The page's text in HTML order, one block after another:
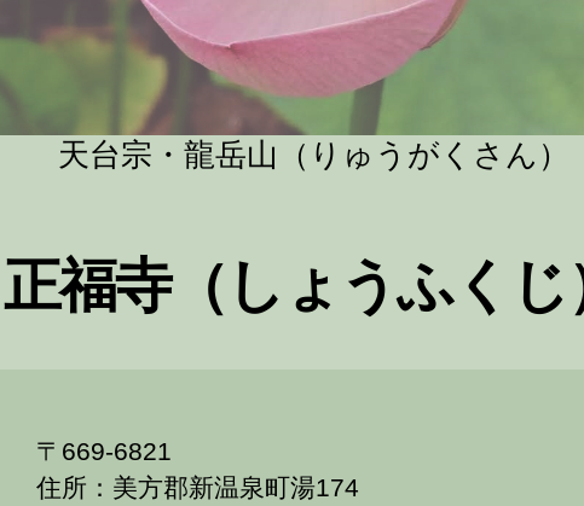
天台宗・龍岳山（りゅうがくさん）
正福寺（しょうふくじ
〒669-6821
住所：美方郡新温泉町湯174